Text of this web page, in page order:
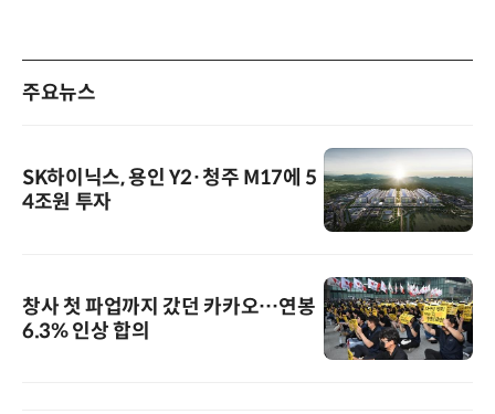
주요뉴스
SK하이닉스, 용인 Y2·청주 M17에 5
4조원 투자
창사 첫 파업까지 갔던 카카오…연봉
6.3% 인상 합의